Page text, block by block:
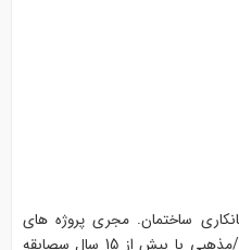
ساختمان. مجری پروژه های